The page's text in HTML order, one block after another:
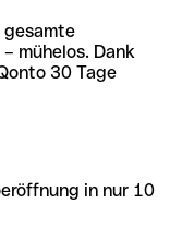
gesamte
mühelos. Dank
30 Tage
in nur 10